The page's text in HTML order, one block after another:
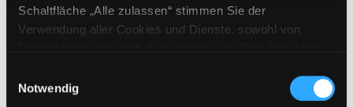
Schaltfläche „Alle zulassen“ stimmen Sie der
Verwendung aller Cookies und Dienste, sowohl von
Cookies von Drittanbietern, eine Verarbeitung in
Notwendig
Exemplar-Details von Der Schneekimono
Mediengruppe: Belletristik
Suche nach
Berlin, Insel Verl.